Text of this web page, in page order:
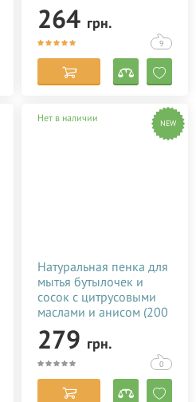
264 грн.
9
Нет в наличии NEW
Натуральная пенка для
мытья бутылочек и
сосок с цитрусовыми
маслами и анисом (200
мл)
279 грн.
0